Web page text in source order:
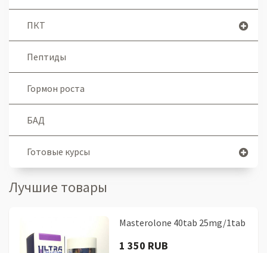
ПКТ
Пептиды
Гормон роста
БАД
Готовые курсы
Лучшие товары
Masterolone 40tab 25mg/1tab
1 350 RUB